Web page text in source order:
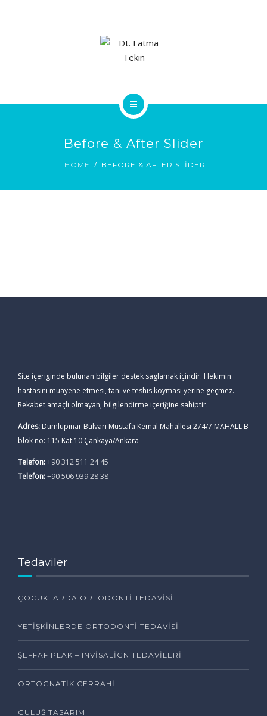
Before & After Slider
HOME BEFORE & AFTER SLIDER
Site içeriginde bulunan bilgiler destek saglamak içindir. Hekimin
hastasini muayene etmesi, tani ve teshis koymasi yerine geçmez.
Rekabet amaçlı olmayan, bilgilendirme içeriğine sahiptir.
Adres: Dumlupınar Bulvarı Mustafa Kemal Mahallesi 274/7 MAHALL B
blok no: 115 Kat:10 Çankaya/Ankara
Telefon:+90 312 511 24 45
Telefon:+90 506 939 28 38
Tedaviler
ÇOCUKLARDA ORTODONTI TEDAVISI
YETIŞKINLERDE ORTODONTI TEDAVISI
ŞEFFAF PLAK – INVISALIGN TEDAVILERI
ORTOGNATIK CERRAHI
GÜLÜŞ TASARIMI